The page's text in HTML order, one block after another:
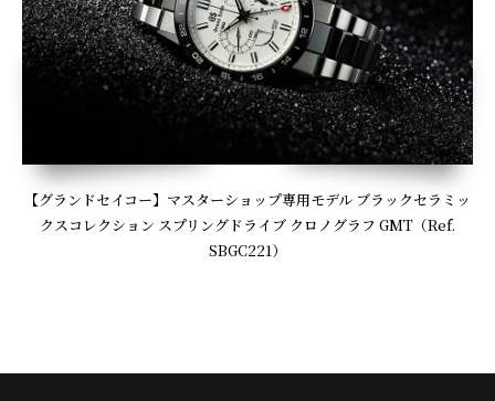
【グランドセイコー】マスターショップ専用モデル ブラックセラミッ
クスコレクション スプリングドライブ クロノグラフ GMT（Ref.
SBGC221）